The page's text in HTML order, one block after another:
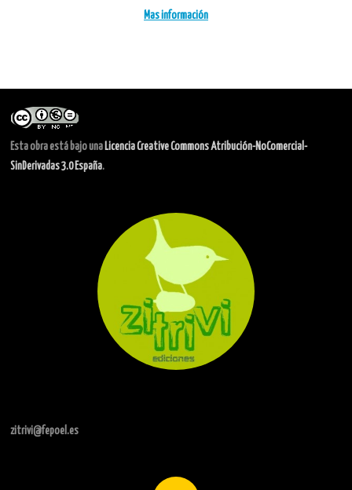
Mas información
Esta obra está bajo una Licencia Creative Commons Atribución-NoComercial-
SinDerivadas 3.0 España.
zitrivi@fepoel.es